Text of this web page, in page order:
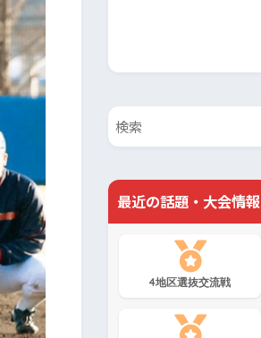
最近の話題・大会情報
4地区選抜交流戦